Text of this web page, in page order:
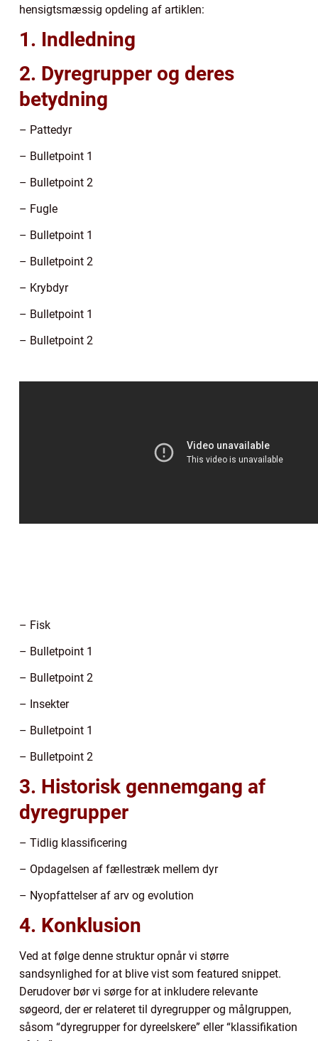
hensigtsmæssig opdeling af artiklen:
1. Indledning
2. Dyregrupper og deres
betydning
– Pattedyr
– Bulletpoint 1
– Bulletpoint 2
– Fugle
– Bulletpoint 1
– Bulletpoint 2
– Krybdyr
– Bulletpoint 1
– Bulletpoint 2
– Fisk
– Bulletpoint 1
– Bulletpoint 2
– Insekter
– Bulletpoint 1
– Bulletpoint 2
3. Historisk gennemgang af
dyregrupper
– Tidlig klassificering
– Opdagelsen af fællestræk mellem dyr
– Nyopfattelser af arv og evolution
4. Konklusion
Ved at følge denne struktur opnår vi større
sandsynlighed for at blive vist som featured snippet.
Derudover bør vi sørge for at inkludere relevante
søgeord, der er relateret til dyregrupper og målgruppen,
såsom “dyregrupper for dyreelskere” eller “klassifikation